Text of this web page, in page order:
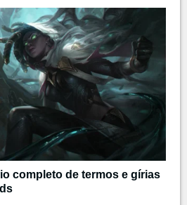
completo de termos e gírias